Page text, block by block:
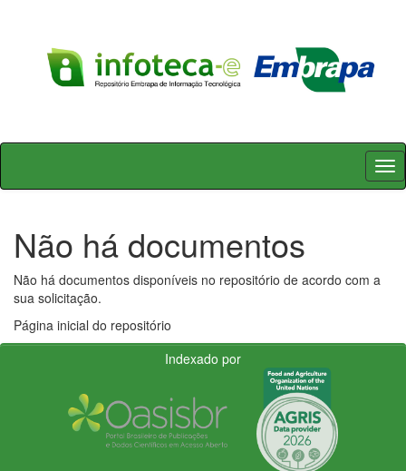
Skip
Não há documentos
Não há documentos disponíveis no repositório de acordo com a
sua solicitação.
Página inicial do repositório
Indexado por